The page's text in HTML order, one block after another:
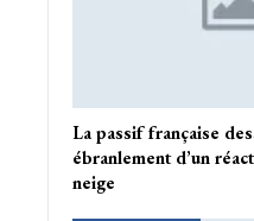
La passif française
ébranlement d’un
neige